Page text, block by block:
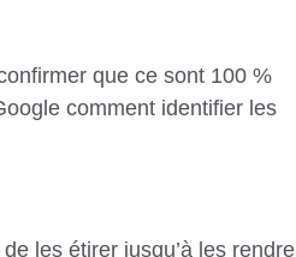
que ce sont 100 %
comment identifier les
les étirer jusqu’à les rendre